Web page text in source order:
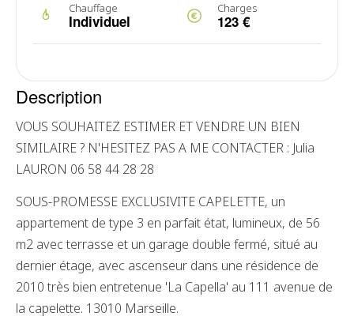
Chauffage
Individuel
Charges
123 €
Description
VOUS SOUHAITEZ ESTIMER ET VENDRE UN BIEN
SIMILAIRE ? N'HESITEZ PAS A ME CONTACTER : Julia
LAURON 06 58 44 28 28
SOUS-PROMESSE EXCLUSIVITE CAPELETTE, un
appartement de type 3 en parfait état, lumineux, de 56
m2 avec terrasse et un garage double fermé, situé au
dernier étage, avec ascenseur dans une résidence de
2010 très bien entretenue 'La Capella' au 111 avenue de
la capelette. 13010 Marseille.